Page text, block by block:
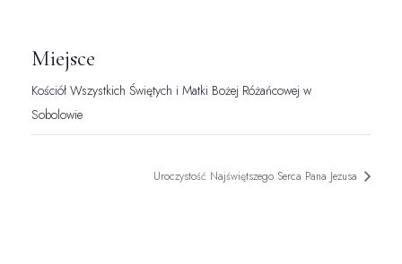
Miejsce
Kościół Wszystkich Świętych i Matki Bożej Różańcowej w
Sobolowie
Uroczystość Najświętszego Serca Pana Jezusa